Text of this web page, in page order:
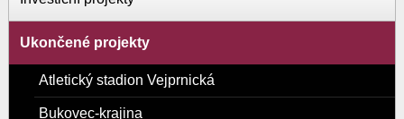
Ukončené projekty
Atletický stadion Vejprnická
Bukovec-krajina